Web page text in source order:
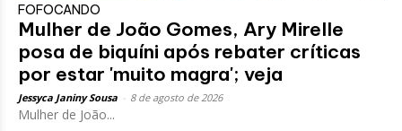
FOFOCANDO
Mulher de João Gomes, Ary Mirelle
posa de biquíni após rebater críticas
por estar 'muito magra'; veja
Jessyca Janiny Sousa 8 de agosto de 2026
Mulher de João...